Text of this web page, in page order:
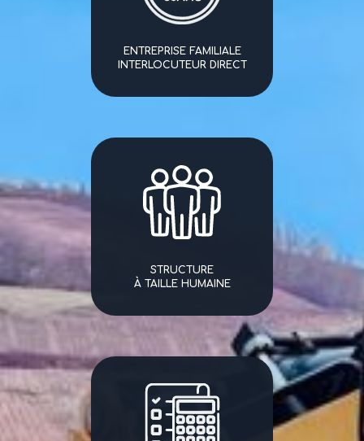
ENTREPRISE FAMILIALE
INTERLOCUTEUR DIRECT
STRUCTURE
À TAILLE HUMAINE